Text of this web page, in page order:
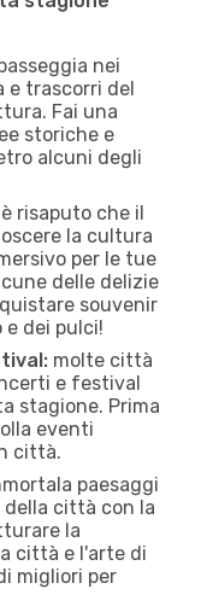
nei
e trascorri del
Fai una
storiche e
alcuni degli
è risaputo che il
la cultura
per le tue
delle delizie
souvenir
dei pulci!
molte città
e festival
stagione. Prima
eventi
città.
paesaggi
della città con la
la
città e l'arte di
migliori per